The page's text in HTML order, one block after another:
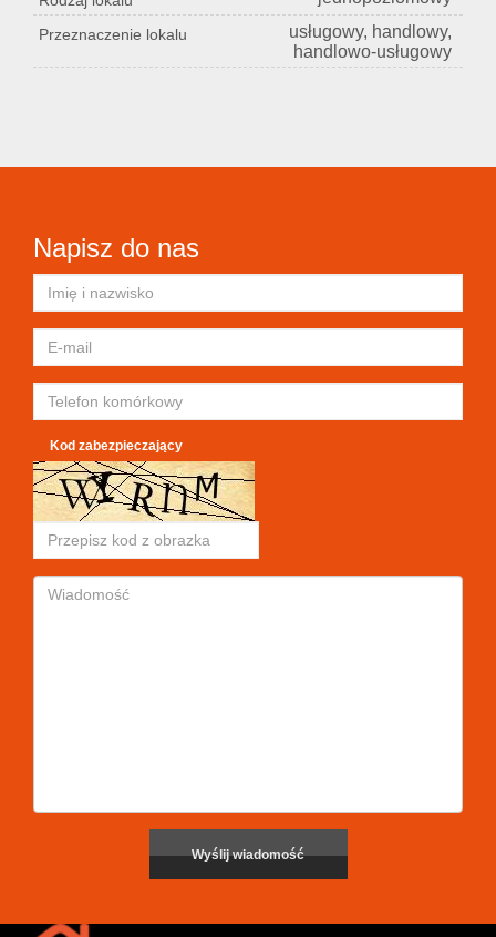
Przeznaczenie lokalu
usługowy, handlowy,
handlowo-usługowy
Napisz do nas
Kod zabezpieczający